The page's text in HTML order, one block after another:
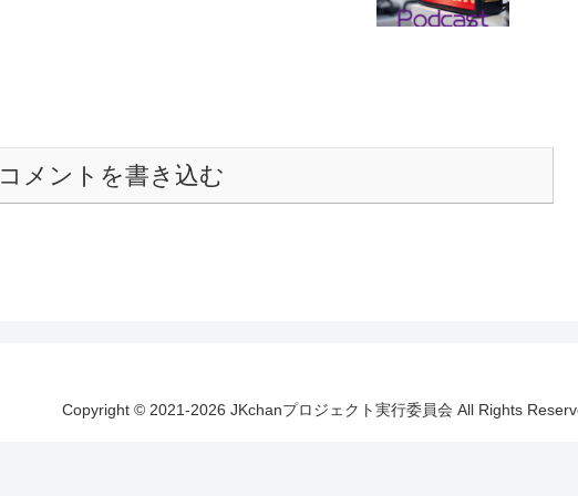
コメントを書き込む
Copyright © 2021-2026 JKchanプロジェクト実行委員会 All Rights